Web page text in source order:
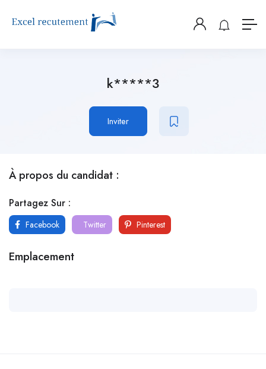
k*****3
Inviter
À propos du candidat :
Partagez Sur :
Facebook Twitter Pinterest
Emplacement